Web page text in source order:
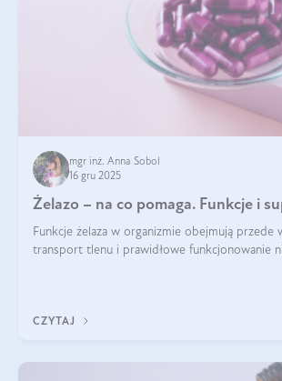
mgr inż. Anna Sobol
16 gru 2025
Żelazo – na co pomaga. Funkcje i
Funkcje żelaza w organizmie obejmują przede
transport tlenu i prawidłowe funkcjonowanie
CZYTAJ